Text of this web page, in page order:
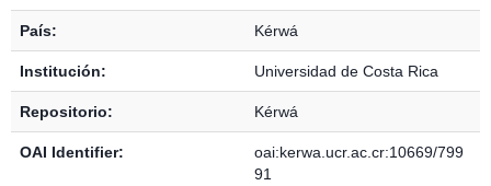
País: Kérwá
Institución: Universidad de Costa Rica
Repositorio: Kérwá
OAI Identifier:
oai:kerwa.ucr.ac.cr:10669/799
91